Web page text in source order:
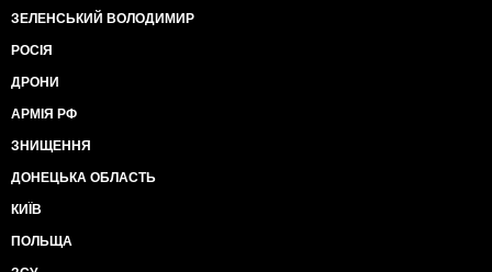
ЗЕЛЕНСЬКИЙ ВОЛОДИМИР
РОСІЯ
ДРОНИ
АРМІЯ РФ
ЗНИЩЕННЯ
ДОНЕЦЬКА ОБЛАСТЬ
КИЇВ
ПОЛЬЩА